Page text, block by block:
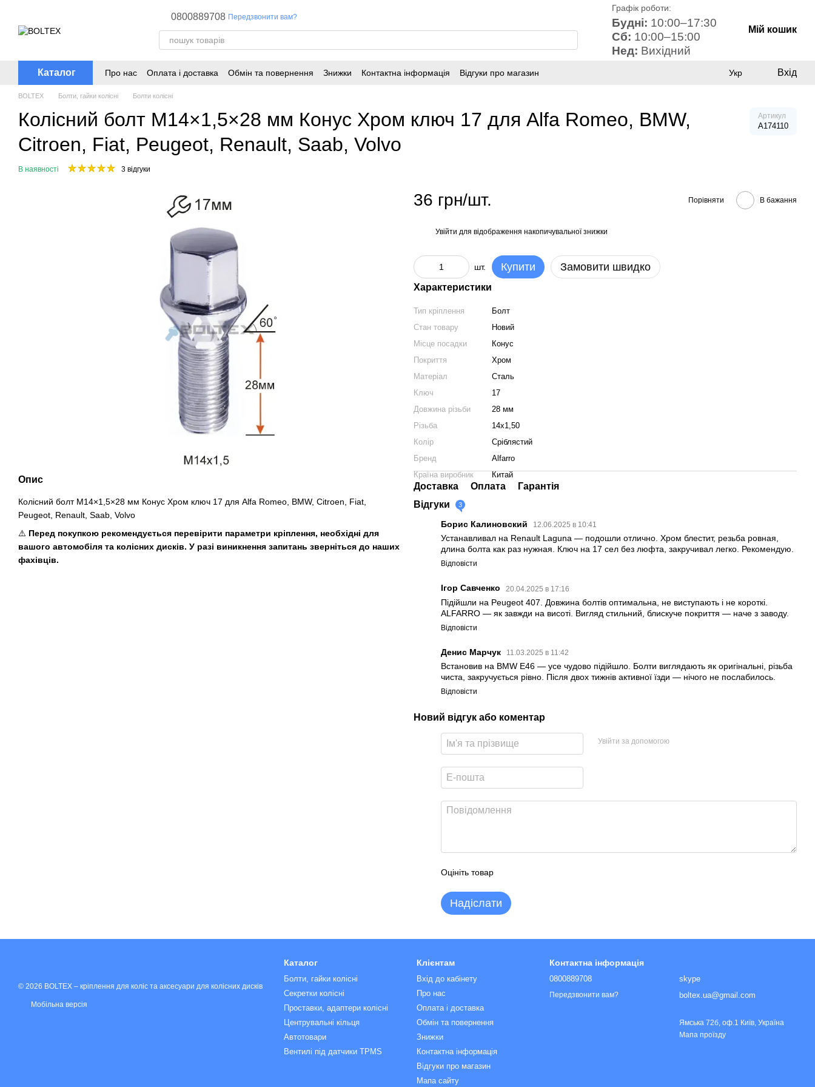
0800889708 Передзвонити вам?
Графік роботи:
Будні: 10:00–17:30
Сб: 10:00–15:00
Нед: Вихідний
Мій кошик
Каталог Про нас Оплата і доставка Обмін та повернення Знижки Контактна інформація Відгуки про магазин Укр Вхід
BOLTEX Болти, гайки колісні Болти колісні
Колісний болт M14×1,5×28 мм Конус Хром ключ 17 для Alfa Romeo, BMW,
Citroen, Fiat, Peugeot, Renault, Saab, Volvo
Артикул
A174110
В наявності 3 відгуки
Опис
Колісний болт M14×1,5×28 мм Конус Хром ключ 17 для Alfa Romeo, BMW, Citroen, Fiat,
Peugeot, Renault, Saab, Volvo
⚠️ Перед покупкою рекомендується перевірити параметри кріплення, необхідні для
вашого автомобіля та колісних дисків. У разі виникнення запитань зверніться до наших
фахівців.
36 грн/шт. Порівняти В бажання
Увійти для відображення накопичувальної знижки
шт. Купити Замовити швидко
Характеристики
Тип кріплення
Болт
Стан товару
Новий
Місце посадки
Конус
Покриття
Хром
Матеріал
Сталь
Ключ
17
Довжина різьби
28 мм
Різьба
14x1,50
Колір
Сріблястий
Бренд
Alfarro
Країна виробник
Китай
Доставка Оплата
Гарантія
Відгуки
3
Борис Калиновский 12.06.2025 в 10:41
Устанавливал на Renault Laguna — подошли отлично. Хром блестит, резьба ровная,
длина болта как раз нужная. Ключ на 17 сел без люфта, закручивал легко. Рекомендую.
Відповісти
Ігор Савченко 20.04.2025 в 17:16
Підійшли на Peugeot 407. Довжина болтів оптимальна, не виступають і не короткі.
ALFARRO — як завжди на висоті. Вигляд стильний, блискуче покриття — наче з заводу.
Відповісти
Денис Марчук 11.03.2025 в 11:42
Встановив на BMW E46 — усе чудово підійшло. Болти виглядають як оригінальні, різьба
чиста, закручується рівно. Після двох тижнів активної їзди — нічого не послабилось.
Відповісти
Новий відгук або коментар
Увійти за допомогою
Оцініть товар
Надіслати
© 2026 BOLTEX – кріплення для коліс та аксесуари для колісних дисків
Мобільна версія
Каталог
Болти, гайки колісні
Секретки колісні
Проставки, адаптери колісні
Центрувальні кільця
Автотовари
Вентилі під датчики TPMS
Клієнтам
Вхід до кабінету
Про нас
Оплата і доставка
Обмін та повернення
Знижки
Контактна інформація
Відгуки про магазин
Мапа сайту
Контактна інформація
0800889708
Передзвонити вам?
skype
boltex.ua@gmail.com
Ямська 72б, оф.1 Київ, Україна
Мапа проїзду